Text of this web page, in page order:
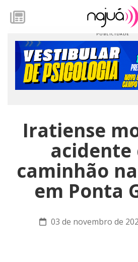
Iratiense
acidente
caminhão na
em Ponta
03 de novembro de